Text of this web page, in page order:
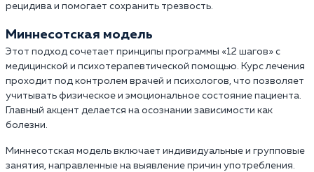
рецидива и помогает сохранить трезвость.
Миннесотская модель
Этот подход сочетает принципы программы «12 шагов» с
медицинской и психотерапевтической помощью. Курс лечения
проходит под контролем врачей и психологов, что позволяет
учитывать физическое и эмоциональное состояние пациента.
Главный акцент делается на осознании зависимости как
болезни.
Миннесотская модель включает индивидуальные и групповые
занятия, направленные на выявление причин употребления.